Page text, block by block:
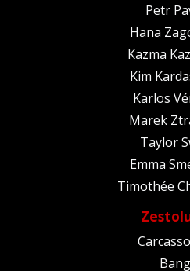
Petr
Hana
Kazma
Kim
Karlos
Marek
Taylor
Emma
Timothée
Bang